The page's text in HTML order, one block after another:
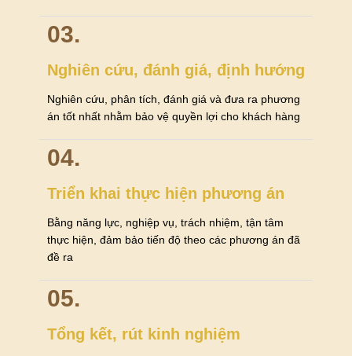
03.
Nghiên cứu, đánh giá, định hướng
Nghiên cứu, phân tích, đánh giá và đưa ra phương
án tốt nhất nhằm bảo vệ quyền lợi cho khách hàng
04.
Triển khai thực hiện phương án
Bằng năng lực, nghiệp vụ, trách nhiệm, tận tâm
thực hiện, đảm bảo tiến độ theo các phương án đã
đề ra
05.
Tổng kết, rút kinh nghiệm